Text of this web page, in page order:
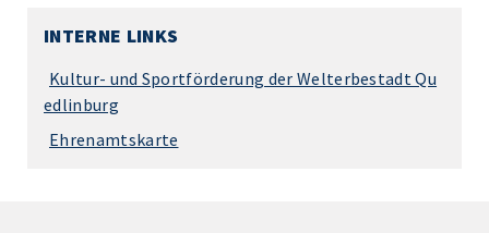
INTERNE LINKS
Kultur- und Sportförderung der Welterbestadt Qu
edlinburg
Ehrenamtskarte